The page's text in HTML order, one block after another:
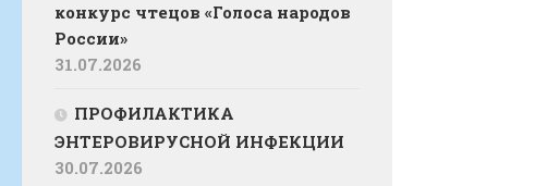
конкурс чтецов «Голоса народов
России»
31.07.2026
ПРОФИЛАКТИКА
ЭНТЕРОВИРУСНОЙ ИНФЕКЦИИ
30.07.2026